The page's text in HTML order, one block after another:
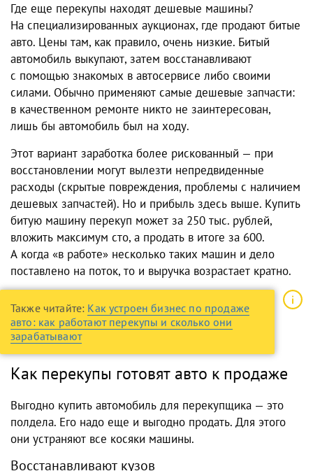
Где еще перекупы находят дешевые машины?
На специализированных аукционах, где продают битые
авто. Цены там, как правило, очень низкие. Битый
автомобиль выкупают, затем восстанавливают
с помощью знакомых в автосервисе либо своими
силами. Обычно применяют самые дешевые запчасти:
в качественном ремонте никто не заинтересован,
лишь бы автомобиль был на ходу.
Этот вариант заработка более рискованный — при
восстановлении могут вылезти непредвиденные
расходы (скрытые повреждения, проблемы с наличием
дешевых запчастей). Но и прибыль здесь выше. Купить
битую машину перекуп может за 250 тыс. рублей,
вложить максимум сто, а продать в итоге за 600.
А когда «в работе» несколько таких машин и дело
поставлено на поток, то и выручка возрастает кратно.
Также читайте: Как устроен бизнес по продаже
авто: как работают перекупы и сколько они
зарабатывают
Как перекупы готовят авто к продаже
Выгодно купить автомобиль для перекупщика — это
полдела. Его надо еще и выгодно продать. Для этого
они устраняют все косяки машины.
Восстанавливают кузов